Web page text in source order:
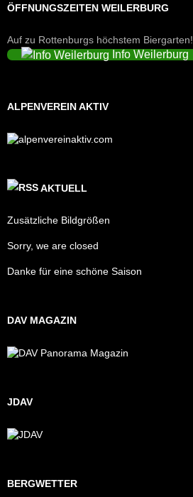
ÖFFNUNGSZEITEN WEILERBURG
Auf zu Rottenburgs höchstem Biergarten!
Info Weilerburg
ALPENVEREIN AKTIV
AKTUELL
Zusätzliche Bildgrößen
Sorry, we are closed
Danke für eine schöne Saison
DAV MAGAZIN
JDAV
BERGWETTER